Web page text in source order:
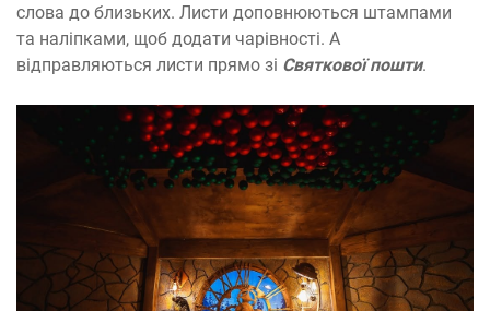
слова до близьких. Листи доповнюються штампами
та наліпками, щоб додати чарівності. А
відправляються листи прямо зі Святкової пошти.